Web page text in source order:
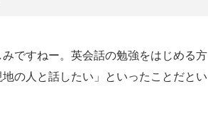
ですねー。英会話の勉強をはじめる方
の人と話したい」といったことだとい